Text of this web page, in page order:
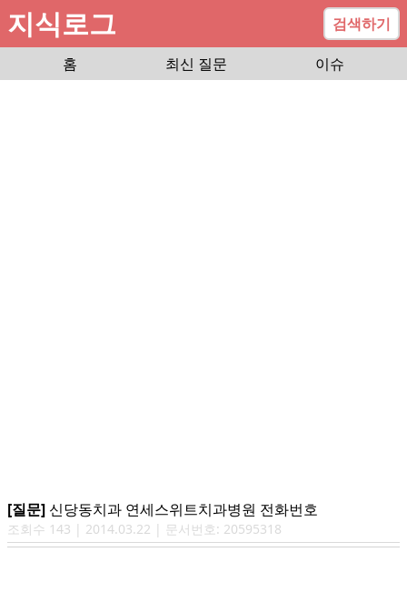
지식로그
검색하기
홈
최신 질문 이슈
[질문] 신당동치과 연세스위트치과병원 전화번호
조회수 143 | 2014.03.22 | 문서번호: 20595318